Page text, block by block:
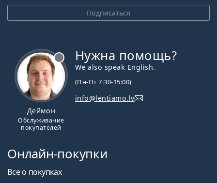
Подписаться
Деймон
Обслуживание
покупателей
Нужна помощь?
We also speak English.
(Пн-Пт 7:30-15:00)
info@lentiamo.lv
Онлайн-покупки
Все о покупках